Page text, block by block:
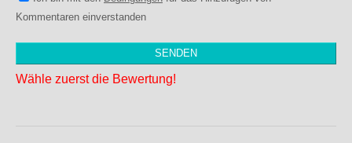
Kommentaren einverstanden
Wähle zuerst die Bewertung!